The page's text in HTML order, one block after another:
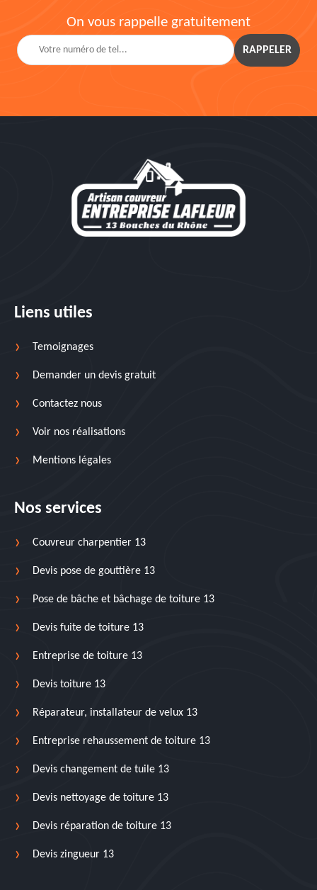
On vous rappelle gratuitement
Liens utiles
Temoignages
Demander un devis gratuit
Contactez nous
Voir nos réalisations
Mentions légales
Nos services
Couvreur charpentier 13
Devis pose de gouttière 13
Pose de bâche et bâchage de toiture 13
Devis fuite de toiture 13
Entreprise de toiture 13
Devis toiture 13
Réparateur, installateur de velux 13
Entreprise rehaussement de toiture 13
Devis changement de tuile 13
Devis nettoyage de toiture 13
Devis réparation de toiture 13
Devis zingueur 13